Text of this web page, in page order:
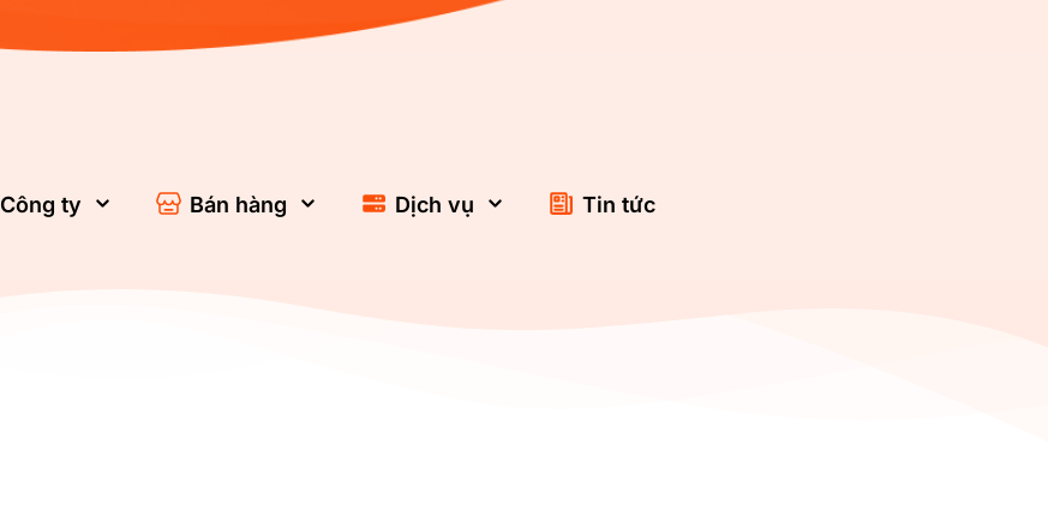
Công ty Bán hàng Dịch vụ Tin tức